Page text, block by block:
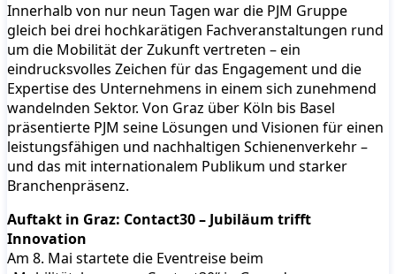
Innerhalb von nur neun Tagen war die PJM Gruppe
gleich bei drei hochkarätigen Fachveranstaltungen rund
um die Mobilität der Zukunft vertreten – ein
eindrucksvolles Zeichen für das Engagement und die
Expertise des Unternehmens in einem sich zunehmend
wandelnden Sektor. Von Graz über Köln bis Basel
präsentierte PJM seine Lösungen und Visionen für einen
leistungsfähigen und nachhaltigen Schienenverkehr –
und das mit internationalem Publikum und starker
Branchenpräsenz.
Auftakt in Graz: Contact30 – Jubiläum trifft
Innovation
Am 8. Mai startete die Eventreise beim